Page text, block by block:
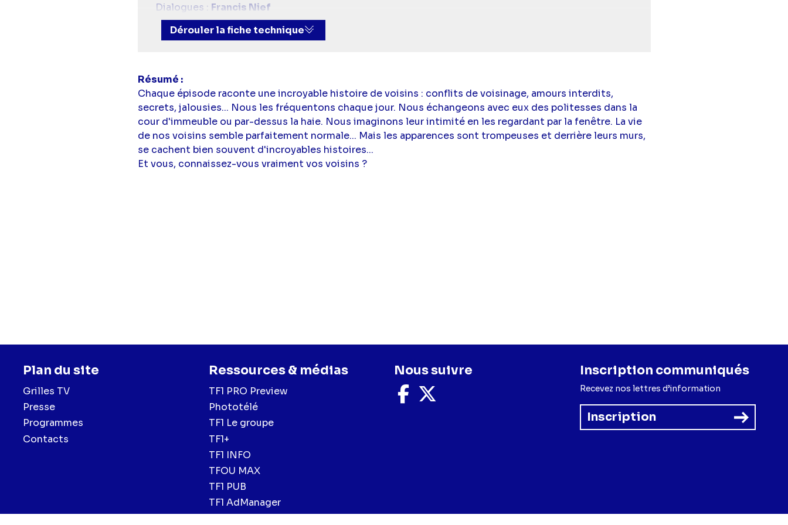
Dialogues : Francis Nief
Scénario, adaptation et dialogues :Marie-Noëlle Beck de Saint Jore
Avec :Chloé Espinasse,Cyril Damet
Dérouler la fiche technique
Résumé
Chaque épisode raconte une incroyable histoire de voisins : conflits de voisinage, amours interdits,
secrets, jalousies... Nous les fréquentons chaque jour. Nous échangeons avec eux des politesses dans la
cour d'immeuble ou par-dessus la haie. Nous imaginons leur intimité en les regardant par la fenêtre. La vie
de nos voisins semble parfaitement normale... Mais les apparences sont trompeuses et derrière leurs murs,
se cachent bien souvent d'incroyables histoires...
Et vous, connaissez-vous vraiment vos voisins ?
Plan du site
Grilles TV
Presse
Programmes
Contacts
Ressources & médias
TF1 PRO Preview
Phototélé
TF1 Le groupe
TF1+
TF1 INFO
TFOU MAX
TF1 PUB
TF1 AdManager
Nous suivre
Nous
suivre
Inscription communiqués
Recevez nos lettres d’information
Inscription